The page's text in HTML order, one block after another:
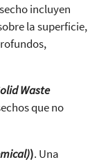
incluyen
la superficie,
Waste
que no
). Una